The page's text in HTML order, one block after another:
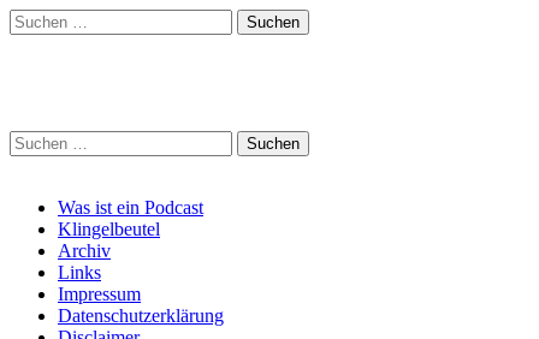
Suchen
nach:
Suchen
nach:
Main
menu
Skip
content
Was ist ein Podcast
Klingelbeutel
Archiv
Links
Impressum
Datenschutzerklärung